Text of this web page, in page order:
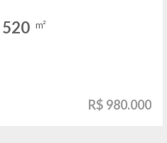
520 m²
R$ 980.000